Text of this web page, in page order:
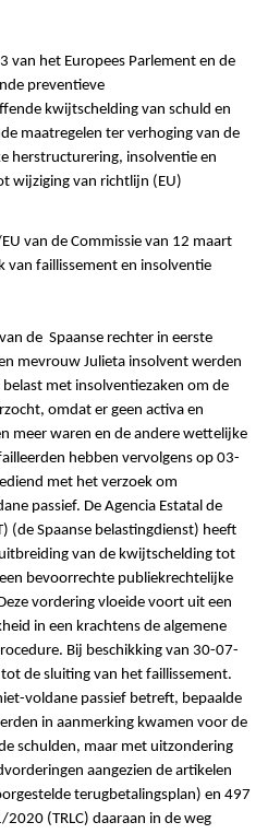
het Europees Parlement en de
preventieve
kwijtschelding van schuld en
maatregelen ter verhoging van de
herstructurering, insolventie en
wijziging van richtlijn (EU)
de Commissie van 12 maart
van faillissement en insolventie
de Spaanse rechter in eerste
mevrouw Julieta insolvent werden
met insolventiezaken om de
omdat er geen activa en
meer waren en de andere wettelijke
hebben vervolgens op 03-
met het verzoek om
passief. De Agencia Estatal de
(de Spaanse belastingdienst) heeft
van de kwijtschelding tot
bevoorrechte publiekrechtelijke
vordering vloeide voort uit een
in een krachtens de algemene
Bij beschikking van 30-07-
de sluiting van het faillissement.
voldane passief betreft, bepaalde
in aanmerking kwamen voor de
schulden, maar met uitzondering
aangezien de artikelen
terugbetalingsplan) en 497
(TRLC) daaraan in de weg